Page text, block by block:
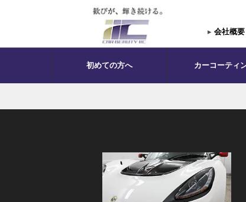
▸ 会社概要
初めての方へ カーコーティ